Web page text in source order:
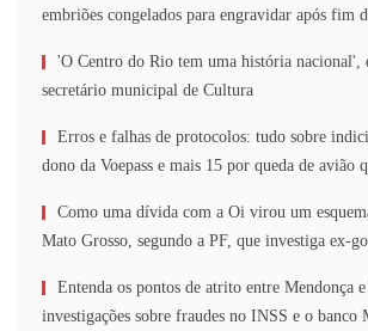
embriões congelados para engravidar após fim
'O Centro do Rio tem uma história nacional',
secretário municipal de Cultura
Erros e falhas de protocolos: tudo sobre
dono da Voepass e mais 15 por queda de avião
Como uma dívida com a Oi virou um
Mato Grosso, segundo a PF, que investiga ex-
Entenda os pontos de atrito entre Mendonça
investigações sobre fraudes no INSS e o banco